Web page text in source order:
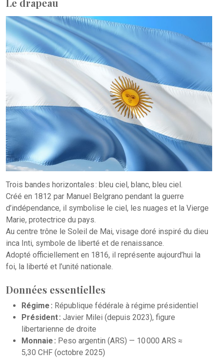
Le drapeau
Trois bandes horizontales : bleu ciel, blanc, bleu ciel.
Créé en 1812 par Manuel Belgrano pendant la guerre
d’indépendance, il symbolise le ciel, les nuages et la Vierge
Marie, protectrice du pays.
Au centre trône le Soleil de Mai, visage doré inspiré du dieu
inca Inti, symbole de liberté et de renaissance.
Adopté officiellement en 1816, il représente aujourd’hui la
foi, la liberté et l’unité nationale.
Données essentielles
Régime : République fédérale à régime présidentiel
Président : Javier Milei (depuis 2023), figure
libertarienne de droite
Monnaie : Peso argentin (ARS) — 10 000 ARS ≈
5,30 CHF (octobre 2025)